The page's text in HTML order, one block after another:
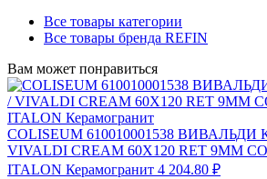
Все товары категории
Все товары бренда REFIN
Вам может понравиться
COLISEUM 610010001538 ВИВАЛЬДИ
VIVALDI CREAM 60X120 RET 9MM
ITALON Керамогранит 4 204.80 ₽